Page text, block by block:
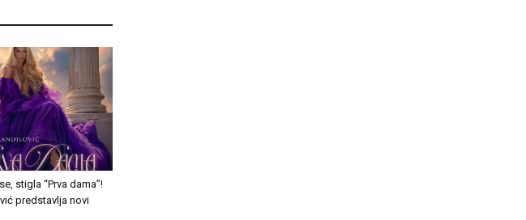
stigla “Prva dama”!
predstavlja novi